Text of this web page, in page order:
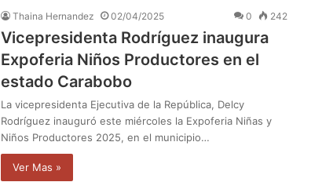
Thaina Hernandez 02/04/2025 0 242
Vicepresidenta Rodríguez inaugura
Expoferia Niños Productores en el
estado Carabobo
La vicepresidenta Ejecutiva de la República, Delcy
Rodríguez inauguró este miércoles la Expoferia Niñas y
Niños Productores 2025, en el municipio…
Ver Mas »